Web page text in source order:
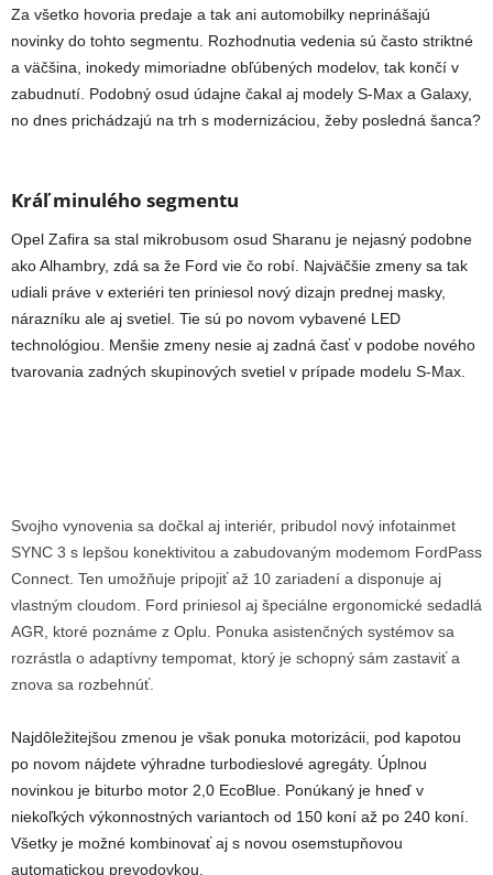
Za všetko hovoria predaje a tak ani automobilky neprinášajú
novinky do tohto segmentu. Rozhodnutia vedenia sú často striktné
a väčšina, inokedy mimoriadne obľúbených modelov, tak končí v
zabudnutí. Podobný osud údajne čakal aj modely S-Max a Galaxy,
no dnes prichádzajú na trh s modernizáciou, žeby posledná šanca?
Kráľ minulého segmentu
Opel Zafira sa stal mikrobusom osud Sharanu je nejasný podobne
ako Alhambry, zdá sa že Ford vie čo robí. Najväčšie zmeny sa tak
udiali práve v exteriéri ten priniesol nový dizajn prednej masky,
nárazníku ale aj svetiel. Tie sú po novom vybavené LED
technológiou. Menšie zmeny nesie aj zadná časť v podobe nového
tvarovania zadných skupinových svetiel v prípade modelu S-Max.
Svojho vynovenia sa dočkal aj interiér, pribudol nový infotainmet
SYNC 3 s lepšou konektivitou a zabudovaným modemom FordPass
Connect. Ten umožňuje pripojiť až 10 zariadení a disponuje aj
vlastným cloudom. Ford priniesol aj špeciálne ergonomické sedadlá
AGR, ktoré poznáme z Oplu. Ponuka asistenčných systémov sa
rozrástla o adaptívny tempomat, ktorý je schopný sám zastaviť a
znova sa rozbehnúť.
Najdôležitejšou zmenou je však ponuka motorizácii, pod kapotou
po novom nájdete výhradne turbodieslové agregáty. Úplnou
novinkou je biturbo motor 2,0 EcoBlue. Ponúkaný je hneď v
niekoľkých výkonnostných variantoch od 150 koní až po 240 koní.
Všetky je možné kombinovať aj s novou osemstupňovou
automatickou prevodovkou.